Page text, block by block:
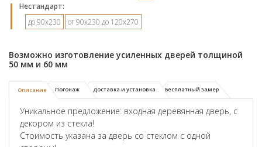
Hестандарт:
до 90х230
от 90х230 до 120х270
Возможно изготовление усиленных дверей толщиной
50 мм и 60 мм
Описание Погонаж Доставка и установка Бесплатный замер
Уникальное предложение: входная деревянная дверь, с
декором из стекла!
Стоимость указана за дверь со стеклом с одной